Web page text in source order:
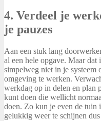
4. Verdeel je
je pauzes
Aan een stuk lang
al een hele opgave. Maar
simpelweg niet in je systeem
omgeving te werken.
werkdag op in delen en plan
kunt doen die wellicht
doen. Zo kun je even de tuin
gelukkig weer te schijnen